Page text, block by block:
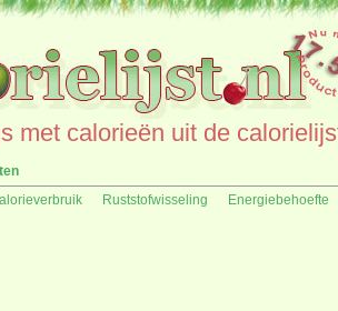
met calorieën uit de
Ruststofwisseling Energiebehoefte